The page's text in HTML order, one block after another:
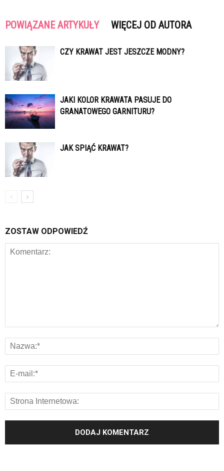
POWIĄZANE ARTYKUŁY WIĘCEJ OD AUTORA
CZY KRAWAT JEST JESZCZE MODNY?
JAKI KOLOR KRAWATA PASUJE DO
GRANATOWEGO GARNITURU?
JAK SPIĄĆ KRAWAT?
ZOSTAW ODPOWIEDŹ